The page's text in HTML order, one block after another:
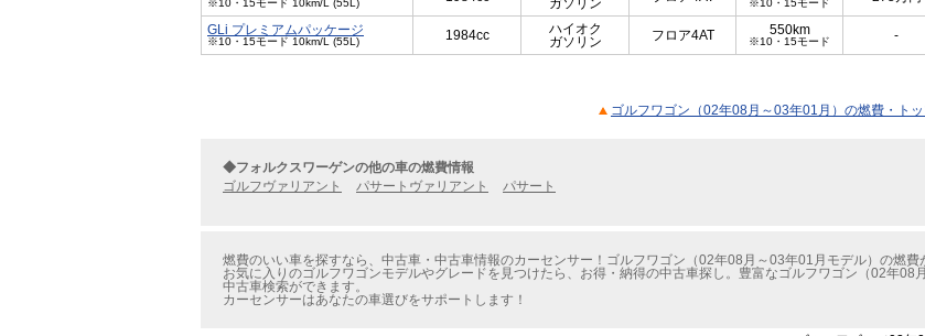
※10・15モード 10km/L (55L)
ガソリン
※10・15モード
GLi プレミアムパッケージ
※10・15モード 10km/L (55L) 1984cc
ハイオク
ガソリン
フロア4AT 550km
※10・15モード -
ゴルフワゴン（02年08月～03年01月）の燃費・ト
◆フォルクスワーゲンの他の車の燃費情報
ゴルフヴァリアント
パサートヴァリアント パサート
燃費のいい車を探すなら、中古車・中古車情報のカーセンサー！ゴルフワゴン（02年08月～03年01月モデル）の燃費
お気に入りのゴルフワゴンモデルやグレードを見つけたら、お得・納得の中古車探し。豊富なゴルフワゴン（02年
中古車検索ができます。
カーセンサーはあなたの車選びをサポートします！